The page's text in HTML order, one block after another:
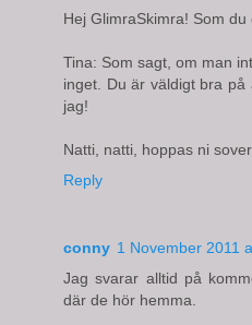
Hej GlimraSkimra! Som
Tina: Som sagt, om man
inget. Du är väldigt bra
jag!
Natti, natti, hoppas ni
Reply
conny 1 November 2011
Jag svarar alltid på
där de hör hemma.